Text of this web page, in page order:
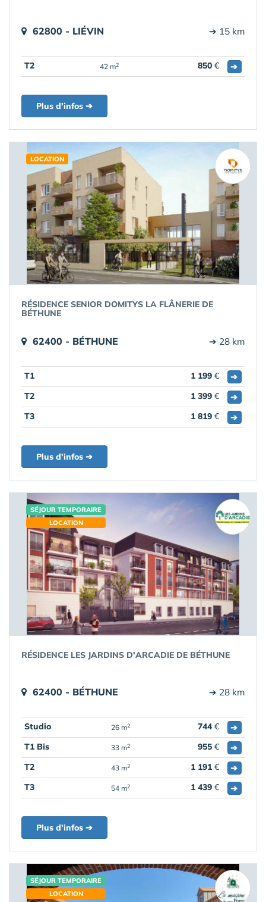
62800 - LIÉVIN ➔ 15 km
T2 42 m2 850 € ➔
Plus d'infos ➔
LOCATION
RÉSIDENCE SENIOR DOMITYS LA FLÂNERIE DE
BÉTHUNE
62400 - BÉTHUNE ➔ 28 km
T1 1 199 €
➔
T2
1 399 €
➔
T3
1 819 € ➔
Plus d'infos ➔
SÉJOUR TEMPORAIRE
LOCATION
RÉSIDENCE LES JARDINS D'ARCADIE DE BÉTHUNE
62400 - BÉTHUNE ➔ 28 km
Studio 26 m2 744€
➔
T1 Bis
33 m2 955 €
➔
T2
43 m2 1 191 €
➔
T3
54 m2 1 439 € ➔
Plus d'infos ➔
SÉJOUR TEMPORAIRE
LOCATION